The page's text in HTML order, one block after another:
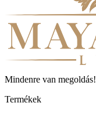
Mindenre van megoldás!
Termékek